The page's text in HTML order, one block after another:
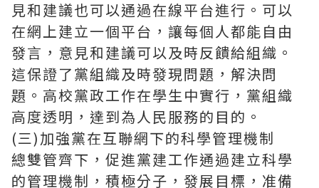
見和建議也可以通過在線平台進行。可以
在網上建立一個平台，讓每個人都能自由
發言，意見和建議可以及時反饋給組織。
這保證了黨組織及時發現問題，解決問
題。高校黨政工作在學生中實行，黨組織
高度透明，達到為人民服務的目的。
(三)加強黨在互聯網下的科學管理機制
總雙管齊下，促進黨建工作通過建立科學
的管理機制，積極分子，發展目標，准備